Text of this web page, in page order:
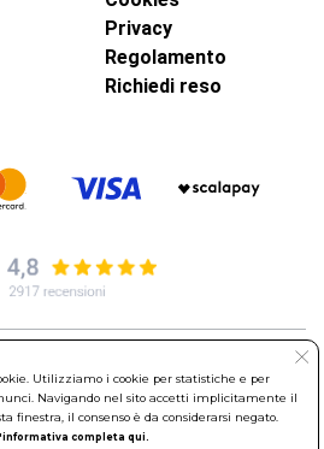
Privacy
Regolamento
Richiedi reso
Scalo (RM)
- Codice Fiscale: 06634500588 Capitale
i.v. Iscritto al Registro delle Imprese di
Utilizziamo i cookie per statistiche e per
Navigando nel sito accetti implicitamente il
finestra, il consenso è da considerarsi negato.
completa qui.